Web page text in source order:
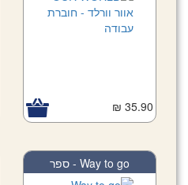
35.90 ₪
Way to go - ספר